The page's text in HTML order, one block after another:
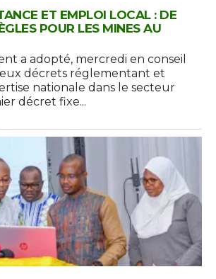
ET EMPLOI LOCAL : DE
POUR LES MINES AU
a adopté, mercredi en conseil
décrets réglementant et
nationale dans le secteur
décret fixe...